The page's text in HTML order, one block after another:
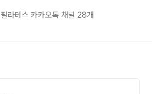
라테스 카카오톡 채널 28개